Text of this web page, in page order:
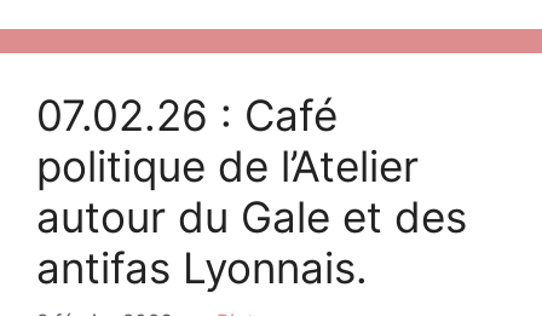
07.02.26 : Café
politique de l’Atelier
autour du Gale et des
antifas Lyonnais.